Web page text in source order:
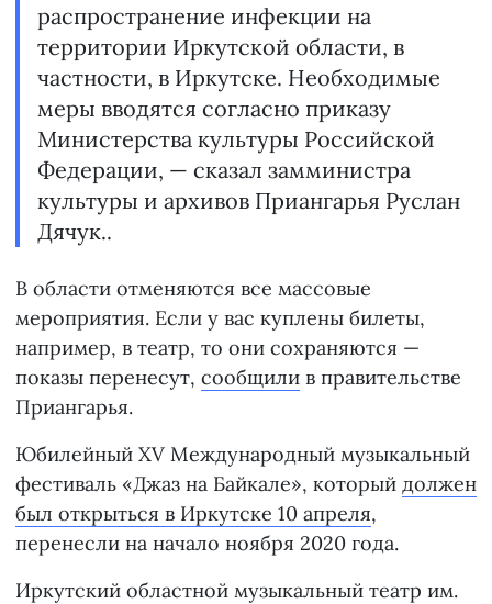
распространение инфекции на
территории Иркутской области, в
частности, в Иркутске. Необходимые
меры вводятся согласно приказу
Министерства культуры Российской
Федерации, — сказал замминистра
культуры и архивов Приангарья Руслан
Дячук..
В области отменяются все массовые
мероприятия. Если у вас куплены билеты,
например, в театр, то они сохраняются —
показы перенесут, сообщили в правительстве
Приангарья.
Юбилейный XV Международный музыкальный
фестиваль «Джаз на Байкале», который должен
был открыться в Иркутске 10 апреля,
перенесли на начало ноября 2020 года.
Иркутский областной музыкальный театр им.